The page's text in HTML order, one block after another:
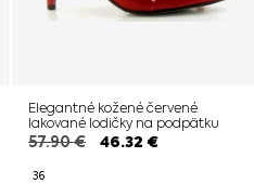
Elegantné kožené červené
lakované lodičky na podpätku
57.90€ 46.32 €
36